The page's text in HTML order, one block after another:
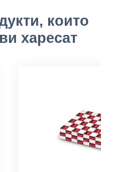
които
харесат